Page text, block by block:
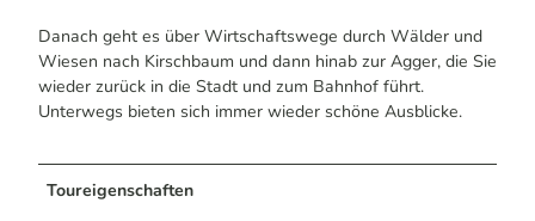
Danach geht es über Wirtschaftswege durch Wälder und
Wiesen nach Kirschbaum und dann hinab zur Agger, die Sie
wieder zurück in die Stadt und zum Bahnhof führt.
Unterwegs bieten sich immer wieder schöne Ausblicke.
Toureigenschaften